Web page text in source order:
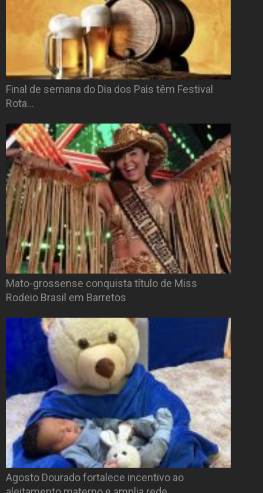
Final de semana do Dia dos Pais têm Festival
Rota…
Mato-grossense conquista título de Miss
Rodeio Brasil em Barretos
Agosto Dourado fortalece incentivo ao